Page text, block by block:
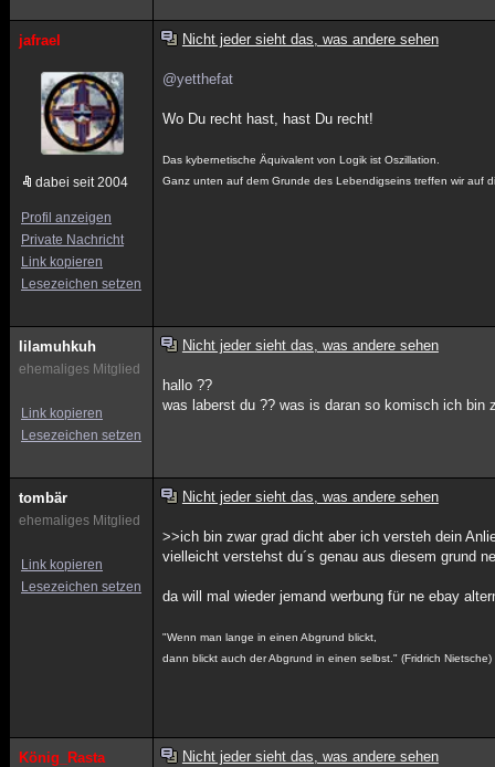
jafrael
dabei seit 2004
Profil anzeigen
Private Nachricht
Link kopieren
Lesezeichen setzen
Nicht jeder sieht das, was andere sehen
@yetthefat
Wo Du recht hast, hast Du recht!
Das kybernetische Äquivalent von Logik ist Oszillation.
Ganz unten auf dem Grunde des Lebendigseins treffen wir auf
lilamuhkuh
ehemaliges Mitglied
Link kopieren
Lesezeichen setzen
Nicht jeder sieht das, was andere sehen
hallo ??
was laberst du ?? was is daran so komisch ich bin
tombär
ehemaliges Mitglied
Link kopieren
Lesezeichen setzen
Nicht jeder sieht das, was andere sehen
>>ich bin zwar grad dicht aber ich versteh dein
vielleicht verstehst du´s genau aus diesem grund
da will mal wieder jemand werbung für ne ebay
"Wenn man lange in einen Abgrund blickt,
dann blickt auch der Abgrund in einen selbst." (Fridrich Nietsche)
König_Rasta Nicht jeder sieht das, was andere sehen